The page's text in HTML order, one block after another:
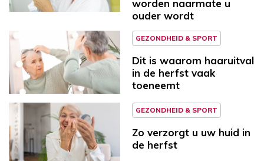
worden naarmate u
ouder wordt
GEZONDHEID & SPORT
Dit is waarom haaruitval
in de herfst vaak
toeneemt
GEZONDHEID & SPORT
Zo verzorgt u uw huid in
de herfst